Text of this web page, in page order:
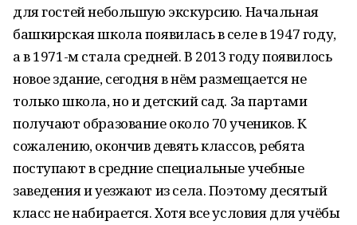
для гостей небольшую экскурсию. Начальная
башкирская школа появилась в селе в 1947 году,
а в 1971-м стала средней. В 2013 году появилось
новое здание, сегодня в нём размещается не
только школа, но и детский сад. За партами
получают образование около 70 учеников. К
сожалению, окончив девять классов, ребята
поступают в средние специальные учебные
заведения и уезжают из села. Поэтому десятый
класс не набирается. Хотя все условия для учёбы